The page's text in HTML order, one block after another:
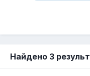
Найдено 3